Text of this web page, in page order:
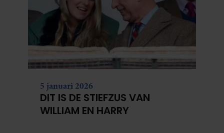
5 januari 2026
DIT IS DE STIEFZUS VAN
WILLIAM EN HARRY